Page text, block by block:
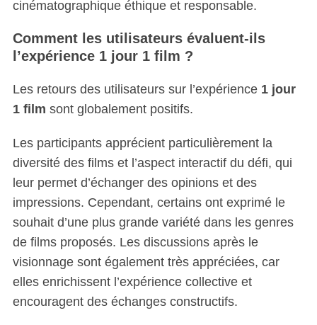
cinématographique éthique et responsable.
Comment les utilisateurs évaluent-ils
l’expérience 1 jour 1 film ?
Les retours des utilisateurs sur l’expérience 1 jour
1 film sont globalement positifs.
Les participants apprécient particulièrement la
diversité des films et l’aspect interactif du défi, qui
leur permet d’échanger des opinions et des
impressions. Cependant, certains ont exprimé le
souhait d’une plus grande variété dans les genres
de films proposés. Les discussions après le
visionnage sont également très appréciées, car
elles enrichissent l’expérience collective et
encouragent des échanges constructifs.